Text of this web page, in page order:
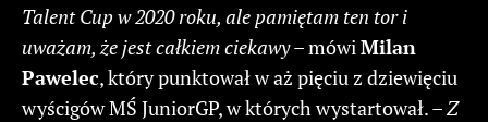
Talent Cup w 2020 roku, ale pamiętam ten tor i
uważam, że jest całkiem ciekawy– mówi Milan
Pawelec, który punktował w aż pięciu z dziewięciu
wyścigów MŚ JuniorGP, w których wystartował. –Z